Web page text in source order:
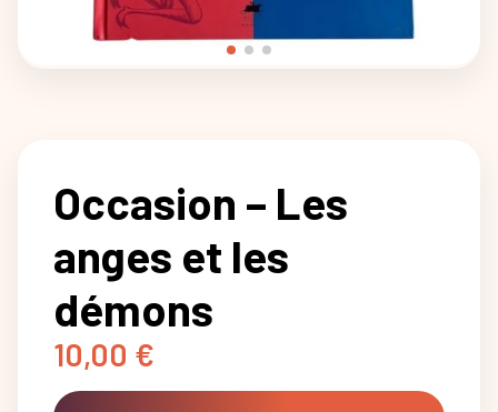
Occasion – Les
anges et les
démons
10,00 €